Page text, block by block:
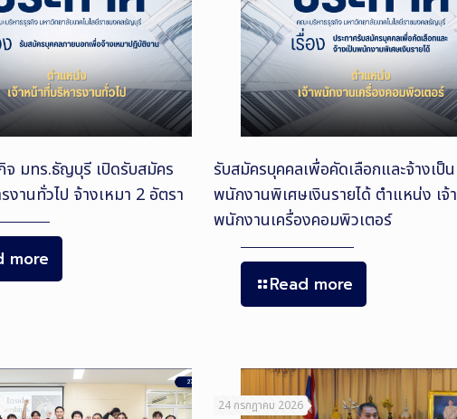
จ มทร.ธัญบุรี เปิดรับสมัคร
งานทั่วไป จ้างเหมา 2 อัตรา
more
รับสมัครบุคคลเพื่อคัดเลือกและจ้างเป็น
พนักงานพิเศษเงินรายได้ ตำแหน่ง เจ้า
พนักงานเครื่องคอมพิวเตอร์
Read more
24 กรกฎาคม 2026